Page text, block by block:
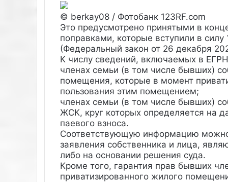
© berkay08 / Фотобанк 123RF.com
Это предусмотрено принятыми в
поправками, которые вступили в силу
(Федеральный закон от 26 декабря
К числу сведений, включаемых в
членах семьи (в том числе бывших)
помещения, которые в момент
пользования этим помещением;
членах семьи (в том числе бывших)
ЖСК, круг которых определяется на
паевого взноса.
Соответствующую информацию
заявления собственника и лица,
либо на основании решения суда.
Кроме того, гарантия прав бывших
приватизированного жилого